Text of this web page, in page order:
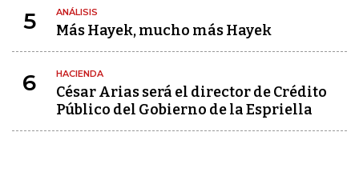
5 ANÁLISIS
Más Hayek, mucho más Hayek
6 HACIENDA
César Arias será el director de Crédito
Público del Gobierno de la Espriella